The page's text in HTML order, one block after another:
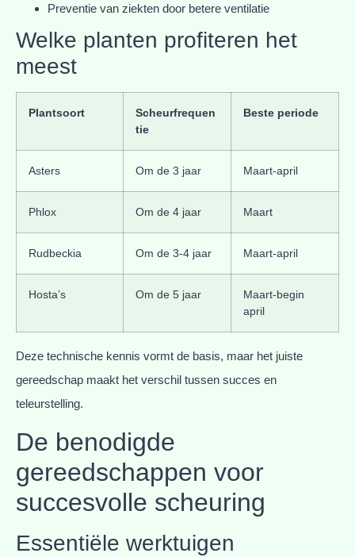
Preventie van ziekten door betere ventilatie
Welke planten profiteren het
meest
Plantsoort
Scheurfrequen
tie
Beste periode
Asters Om de 3 jaar Maart-april
Phlox Om de 4 jaar Maart
Rudbeckia Om de 3-4 jaar Maart-april
Hosta’s Om de 5 jaar
Maart-begin
april
Deze technische kennis vormt de basis, maar het juiste
gereedschap maakt het verschil tussen succes en
teleurstelling.
De benodigde
gereedschappen voor
succesvolle scheuring
Essentiële werktuigen